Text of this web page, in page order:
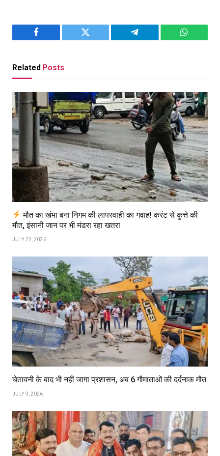
Facebook Twitter Telegram
Related Posts
मौत का खंभा बना निगम की लापरवाही का गवाह! करंट से कुत्ते की
मौत, इंसानी जान पर भी मंडरा रहा खतरा
JULY 22, 2026
चेतावनी के बाद भी नहीं जागा प्रशासन, अब 6 गौमाताओं की दर्दनाक मौत
JULY 9, 2026